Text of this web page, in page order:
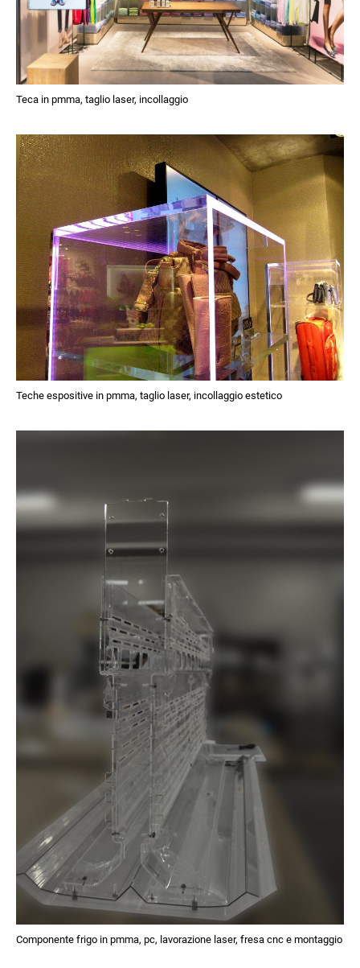
Teca in pmma, taglio laser, incollaggio
Teche espositive in pmma, taglio laser, incollaggio estetico
Componente frigo in pmma, pc, lavorazione laser, fresa cnc e montaggio